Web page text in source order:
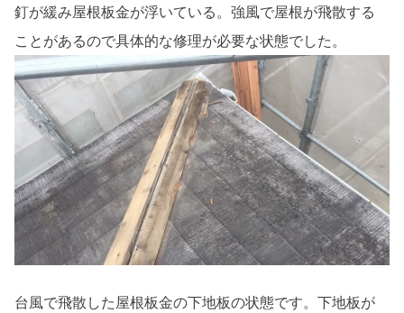
釘が緩み屋根板金が浮いている。強風で屋根が飛散する
ことがあるので具体的な修理が必要な状態でした。
台風で飛散した屋根板金の下地板の状態です。下地板が